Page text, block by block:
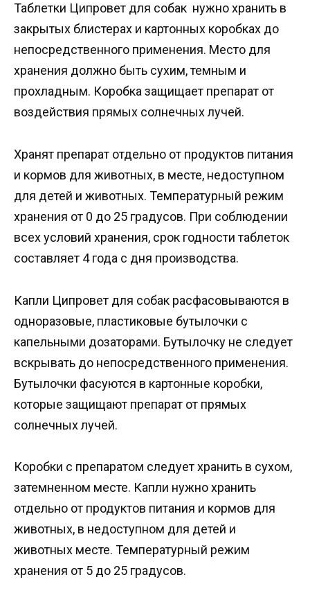
Таблетки Ципровет для собак нужно хранить в
закрытых блистерах и картонных коробках до
непосредственного применения. Место для
хранения должно быть сухим, темным и
прохладным. Коробка защищает препарат от
воздействия прямых солнечных лучей.
Хранят препарат отдельно от продуктов питания
и кормов для животных, в месте, недоступном
для детей и животных. Температурный режим
хранения от 0 до 25 градусов. При соблюдении
всех условий хранения, срок годности таблеток
составляет 4 года с дня производства.
Капли Ципровет для собак расфасовываются в
одноразовые, пластиковые бутылочки с
капельными дозаторами. Бутылочку не следует
вскрывать до непосредственного применения.
Бутылочки фасуются в картонные коробки,
которые защищают препарат от прямых
солнечных лучей.
Коробки с препаратом следует хранить в сухом,
затемненном месте. Капли нужно хранить
отдельно от продуктов питания и кормов для
животных, в недоступном для детей и
животных месте. Температурный режим
хранения от 5 до 25 градусов.